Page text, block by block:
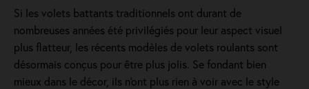
Si les volets battants traditionnels ont durant de
nombreuses années été privilégiés pour leur aspect visuel
plus flatteur, les récents modèles de volets roulants sont
désormais conçus pour être plus jolis. Se fondant bien
mieux dans le décor, ils n'ont plus rien à voir avec le style